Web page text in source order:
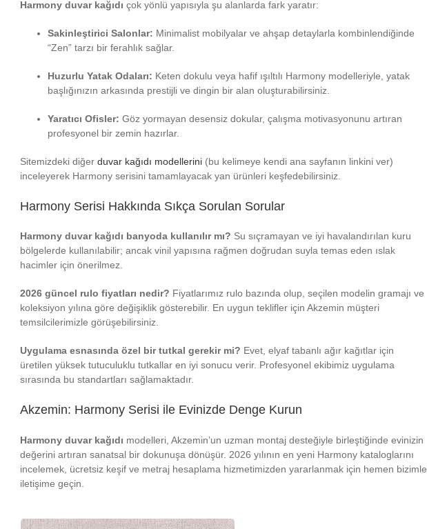
Harmony duvar kağıdı çok yönlü yapısıyla şu alanlarda fark yaratır:
Sakinleştirici Salonlar: Minimalist mobilyalar ve ahşap detaylarla kombinlendiğinde
“Zen” tarzı bir ferahlık sağlar.
Huzurlu Yatak Odaları: Keten dokulu veya hafif ışıltılı Harmony modelleriyle, yatak
başlığınızın arkasında prestijli ve dingin bir alan oluşturabilirsiniz.
Yaratıcı Ofisler: Göz yormayan desensiz dokular, çalışma motivasyonunu artıran
profesyonel bir zemin hazırlar.
Sitemizdeki diğer duvar kağıdı modellerini(bu kelimeye kendi ana sayfanın linkini ver)
inceleyerek Harmony serisini tamamlayacak yan ürünleri keşfedebilirsiniz.
Harmony Serisi Hakkında Sıkça Sorulan Sorular
Harmony duvar kağıdı banyoda kullanılır mı? Su sıçramayan ve iyi havalandırılan kuru
bölgelerde kullanılabilir; ancak vinil yapısına rağmen doğrudan suyla temas eden ıslak
hacimler için önerilmez.
2026 güncel rulo fiyatları nedir? Fiyatlarımız rulo bazında olup, seçilen modelin gramajı ve
koleksiyon yılına göre değişiklik gösterebilir. En uygun teklifler için Akzemin müşteri
temsilcilerimizle görüşebilirsiniz.
Uygulama esnasında özel bir tutkal gerekir mi? Evet, elyaf tabanlı ağır kağıtlar için
üretilen yüksek tutuculuklu tutkallar en iyi sonucu verir. Profesyonel ekibimiz uygulama
sırasında bu standartları sağlamaktadır.
Akzemin: Harmony Serisi ile Evinizde Denge Kurun
Harmony duvar kağıdı modelleri, Akzemin’un uzman montaj desteğiyle birleştiğinde evinizin
değerini artıran sanatsal bir dokunuşa dönüşür. 2026 yılının en yeni Harmony kataloglarını
incelemek, ücretsiz keşif ve metraj hesaplama hizmetimizden yararlanmak için hemen bizimle
iletişime geçin.